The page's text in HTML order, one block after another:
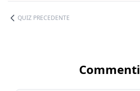
QUIZ PRECEDENTE
Commenti